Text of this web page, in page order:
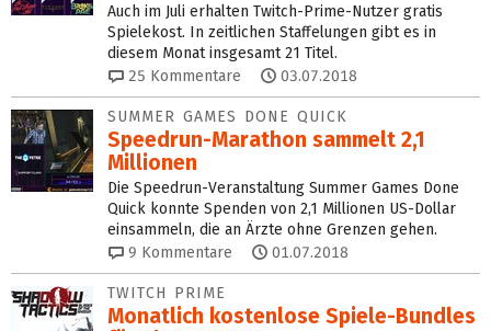
Auch im Juli erhalten Twitch-Prime-Nutzer gratis
Spielekost. In zeitlichen Staffelungen gibt es in
diesem Monat insgesamt 21 Titel.
25 Kommentare 03.07.2018
SUMMER GAMES DONE QUICK
Speedrun-Marathon sammelt 2,1
Millionen
Die Speedrun-Veranstaltung Summer Games Done
Quick konnte Spenden von 2,1 Millionen US-Dollar
einsammeln, die an Ärzte ohne Grenzen gehen.
9 Kommentare 01.07.2018
TWITCH PRIME
Monatlich kostenlose Spiele-Bundles